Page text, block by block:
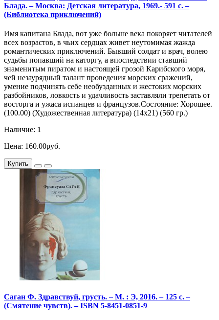
Блада. – Москва: Детская литература, 1969.- 591 с. –
(Библиотека приключений)
Имя капитана Блада, вот уже больше века покоряет читателей
всех возрастов, в чьих сердцах живет неутомимая жажда
романтических приключений. Бывший солдат и врач, волею
судьбы попавший на каторгу, а впоследствии ставший
знаменитым пиратом и настоящей грозой Карибского моря,
чей незаурядный талант проведения морских сражений,
умение подчинять себе необузданных и жестоких морских
разбойников, ловкость и удачливость заставляли трепетать от
восторга и ужаса испанцев и французов.Состояние: Хорошее.
(100.00) (Художественная литература) (14х21) (560 гр.)
Наличие: 1
Цена: 160.00руб.
Купить
Саган Ф. Здравствуй, грусть. – М. : Э, 2016. – 125 с. –
(Смятение чувств). – ISBN 5-8451-0851-9